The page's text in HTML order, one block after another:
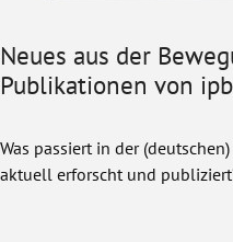
Neues aus der
Publikationen von
Was passiert in der
aktuell erforscht und